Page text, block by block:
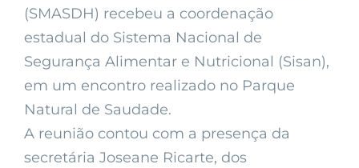
(SMASDH) recebeu a coordenação
estadual do Sistema Nacional de
Segurança Alimentar e Nutricional (Sisan),
em um encontro realizado no Parque
Natural de Saudade.
A reunião contou com a presença da
secretária Joseane Ricarte, dos